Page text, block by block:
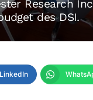
Research
des DSI.
LinkedIn